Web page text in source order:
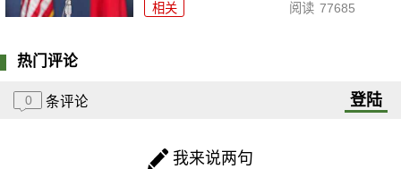
相关 阅读 77685
热门评论
0 条评论 登陆
我来说两句